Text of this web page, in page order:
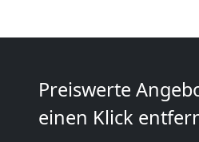
Preiswerte
einen Klick
Kleiner
Umzug